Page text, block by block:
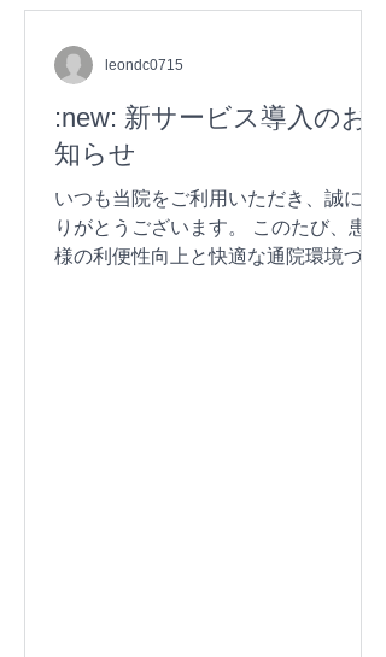
:new: 新サービス導入のお
知らせ
いつも当院をご利用いただき、誠にあ
りがとうございます。 このたび、患者
様の利便性向上と快適な通院環境づく
leondc0715